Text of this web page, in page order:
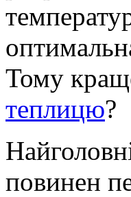
Тому
теплицю?
повинен